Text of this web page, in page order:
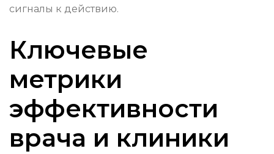
сигналы к действию.
Ключевые
метрики
эффективности
врача и клиники